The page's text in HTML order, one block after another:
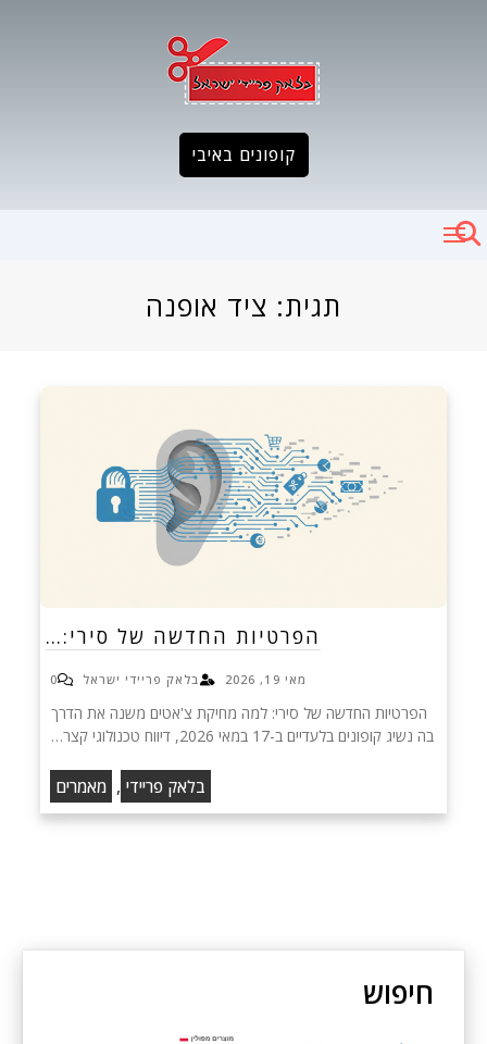
קופונים באיבי
תגית: ציד אופנה
הפרטיות החדשה של סירי:…
מאי 19, 2026 בלאק פריידי ישראל 0
הפרטיות החדשה של סירי: למה מחיקת צ'אטים משנה את הדרך
בה נשיג קופונים בלעדיים ב-17 במאי 2026, דיווח טכנולוגי קצר…
בלאק פריידי , מאמרים
חיפוש